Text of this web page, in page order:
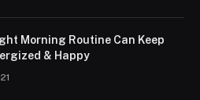
Morning Routine Can Keep
& Happy